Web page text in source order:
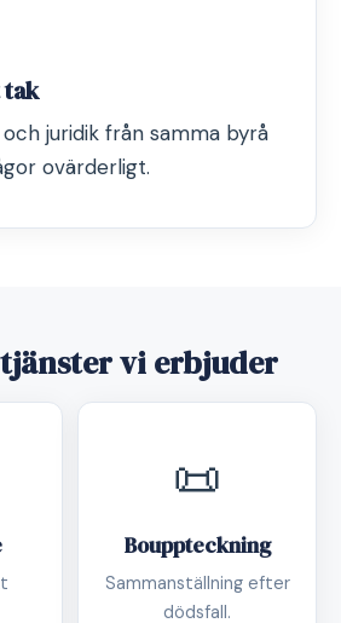
juridik från samma byrå
ovärderligt.
vi erbjuder
📜
Bouppteckning
Sammanställning efter
dödsfall.